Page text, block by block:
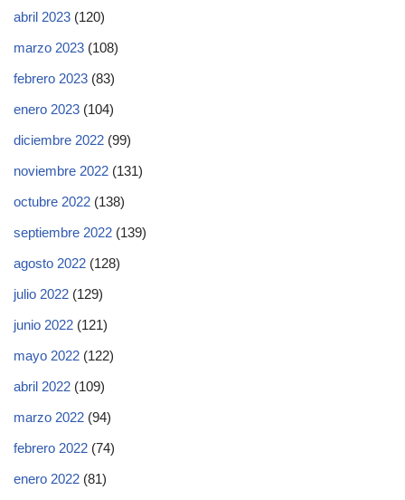
abril 2023 (120)
marzo 2023 (108)
febrero 2023 (83)
enero 2023 (104)
diciembre 2022 (99)
noviembre 2022 (131)
octubre 2022 (138)
septiembre 2022 (139)
agosto 2022 (128)
julio 2022 (129)
junio 2022 (121)
mayo 2022 (122)
abril 2022 (109)
marzo 2022 (94)
febrero 2022 (74)
enero 2022 (81)